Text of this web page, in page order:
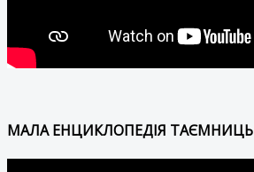
МАЛА ЕНЦИКЛОПЕДІЯ ТАЄМНИЦЬ